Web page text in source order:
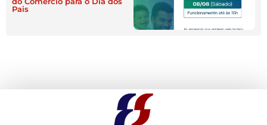
Pais